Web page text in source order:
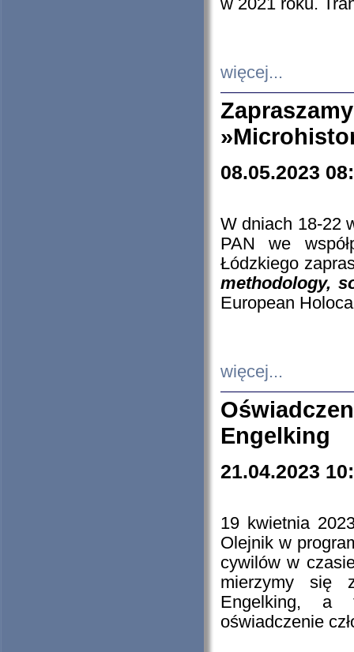
w 2021 roku.
więcej...
08.05.2023
W dniach 18-22
PAN we
Łódzkiego
methodology,
European
więcej...
Engelking
21.04.2023
19 kwietnia
Olejnik w
cywilów w
mierzymy się
Engelking, a
oświadczenie